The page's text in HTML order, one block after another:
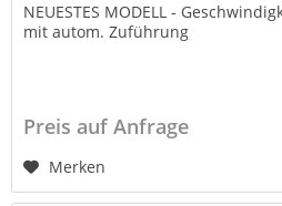
NEUESTES MODELL -
mit autom. Zuführung
Preis auf Anfrage
Merken